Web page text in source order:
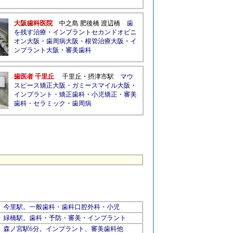
大阪歯科医院 中之島 肥後橋 渡辺橋
歯
を残す治療 ・ インプラントセカンドオピニ
オン大阪 ・ 歯周病大阪 ・ 根管治療大阪 ・ イ
ンプラント大阪 ・ 審美歯科
歯医者 千里丘 千里丘 ・ 摂津市駅
マウ
スピース矯正大阪 ・ ガミースマイル大阪 ・
インプラント ・ 矯正歯科 ・ 小児矯正 ・ 審美
歯科 ・ セラミック ・ 歯周病
今里駅。一般歯科・歯科口腔外科・小児
緑橋駅。歯科・予防・審美・インプラント
森ノ宮駅6分。インプラント、審美歯科他